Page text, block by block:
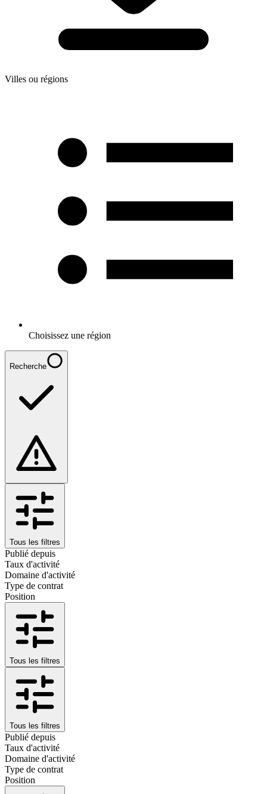
Villes ou régions
Choisissez une région
Recherche
Tous les filtres
Publié depuis
Taux d'activité
Domaine d'activité
Type de contrat
Position
Tous les filtres
Tous les filtres
Publié depuis
Taux d'activité
Domaine d'activité
Type de contrat
Position